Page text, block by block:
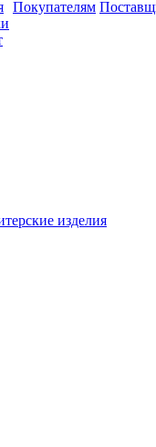
Покупателям
изделия